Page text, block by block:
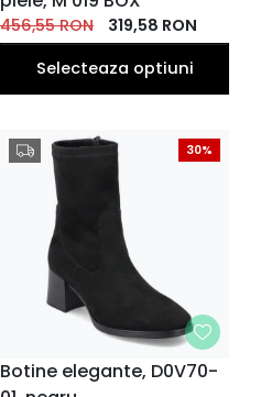
EU EU EU
40
EU
456,55RON 319,58 RON
Selecteaza optiuni
30%
MARIME
Botine elegante, D0V70-